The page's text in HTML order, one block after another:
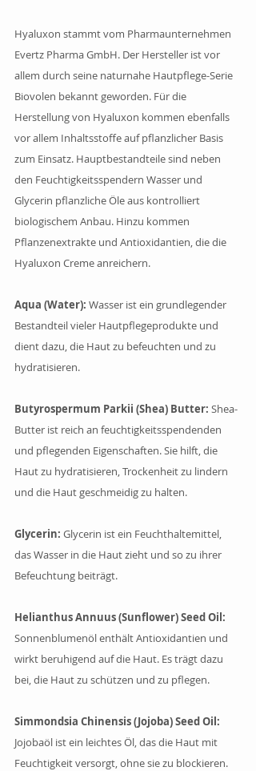
Hyaluxon stammt vom Pharmaunternehmen
Evertz Pharma GmbH. Der Hersteller ist vor
allem durch seine naturnahe Hautpflege-Serie
Biovolen bekannt geworden. Für die
Herstellung von Hyaluxon kommen ebenfalls
vor allem Inhaltsstoffe auf pflanzlicher Basis
zum Einsatz. Hauptbestandteile sind neben
den Feuchtigkeitsspendern Wasser und
Glycerin pflanzliche Öle aus kontrolliert
biologischem Anbau. Hinzu kommen
Pflanzenextrakte und Antioxidantien, die die
Hyaluxon Creme anreichern.
Aqua (Water): Wasser ist ein grundlegender
Bestandteil vieler Hautpflegeprodukte und
dient dazu, die Haut zu befeuchten und zu
hydratisieren.
Butyrospermum Parkii (Shea) Butter: Shea-
Butter ist reich an feuchtigkeitsspendenden
und pflegenden Eigenschaften. Sie hilft, die
Haut zu hydratisieren, Trockenheit zu lindern
und die Haut geschmeidig zu halten.
Glycerin: Glycerin ist ein Feuchthaltemittel,
das Wasser in die Haut zieht und so zu ihrer
Befeuchtung beiträgt.
Helianthus Annuus (Sunflower) Seed Oil:
Sonnenblumenöl enthält Antioxidantien und
wirkt beruhigend auf die Haut. Es trägt dazu
bei, die Haut zu schützen und zu pflegen.
Simmondsia Chinensis (Jojoba) Seed Oil:
Jojobaöl ist ein leichtes Öl, das die Haut mit
Feuchtigkeit versorgt, ohne sie zu blockieren.